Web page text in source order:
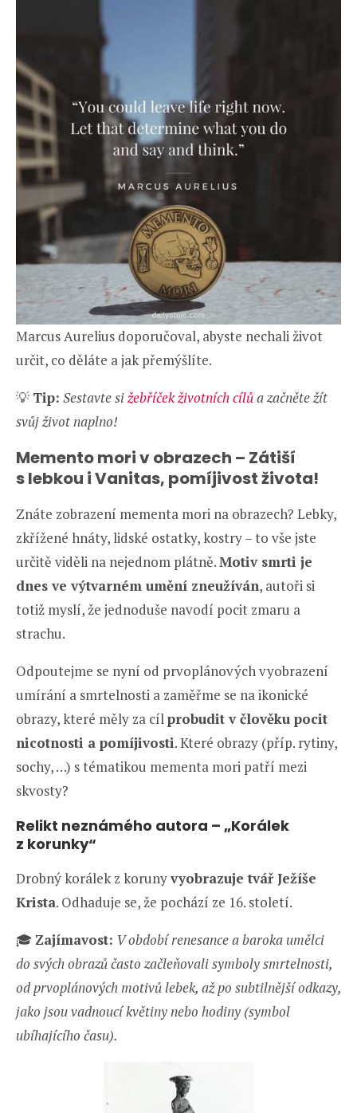
Marcus Aurelius doporučoval, abyste nechali život
určit, co děláte a jak přemýšlíte.
💡 Tip: Sestavte sižebříček životních cílůa začněte žít
svůj život naplno!
Memento mori v obrazech – Zátiší
s lebkou i Vanitas, pomíjivost života!
Znáte zobrazení mementa mori na obrazech? Lebky,
zkřížené hnáty, lidské ostatky, kostry – to vše jste
určitě viděli na nejednom plátně.Motiv smrti je
dnes ve výtvarném umění zneužíván, autoři si
totiž myslí, že jednoduše navodí pocit zmaru a
strachu.
Odpoutejme se nyní od prvoplánových vyobrazení
umírání a smrtelnosti a zaměřme se na ikonické
obrazy, které měly za cílprobudit v člověku pocit
nicotnosti a pomíjivosti. Které obrazy (příp. rytiny,
sochy, …) s tématikou mementa mori patří mezi
skvosty?
Relikt neznámého autora – „Korálek
z korunky“
Drobný korálek z korunyvyobrazuje tvář Ježíše
Krista. Odhaduje se, že pochází ze 16. století.
🎓 Zajímavost: V období renesance a baroka umělci
do svých obrazů často začleňovali symboly smrtelnosti,
od prvoplánových motivů lebek, až po subtilnější odkazy,
jako jsou vadnoucí květiny nebo hodiny (symbol
ubíhajícího času).